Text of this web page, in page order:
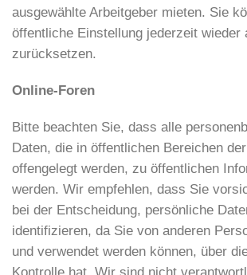
ausgewählte Arbeitgeber mieten. Sie
öffentliche Einstellung jederzeit wieder
zurücksetzen.
Online-Foren
Bitte beachten Sie, dass alle
Daten, die in öffentlichen Bereichen
offengelegt werden, zu öffentlichen
werden. Wir empfehlen, dass Sie
bei der Entscheidung, persönliche
identifizieren, da Sie von anderen
und verwendet werden können, über